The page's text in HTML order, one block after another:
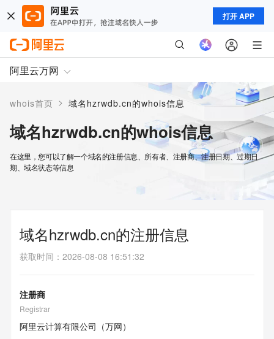
打开 APP
阿里云万网
whois首页 > 域名hzrwdb.cn的whois信息
域名hzrwdb.cn的whois信息
在这里，您可以了解一个域名的注册信息、所有者、注册商、注册日期、过期日
期、域名状态等信息
域名hzrwdb.cn的注册信息
获取时间 ： 2026-08-08 16:51:32
注册商
Registrar
阿里云计算有限公司（万网）